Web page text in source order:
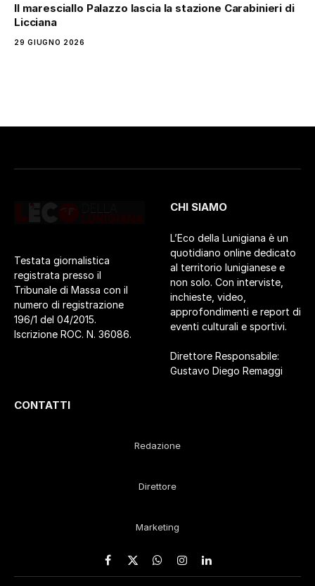
Il maresciallo Palazzo lascia la stazione Carabinieri di
Licciana
29 GIUGNO 2026
Testata giornalistica
registrata presso il
Tribunale di Massa con il
numero di registrazione
196/1 del 04/2015.
Iscrizione ROC. N. 36086.
CHI SIAMO
L’Eco della Lunigiana è un
quotidiano online dedicato
al territorio lunigianese e
non solo. Con interviste,
inchieste, video,
approfondimenti e report di
eventi culturali e sportivi.
Direttore Responsabile:
Gustavo Diego Remaggi
CONTATTI
Redazione
Direttore
Marketing
Facebook
X
WhatsApp
Instagram
LinkedIn